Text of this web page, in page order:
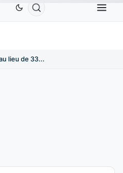
TetherUSDT ↑0.00%
Bitcoin à 26% au lieu de 33%: la voie légale que peu connaissent